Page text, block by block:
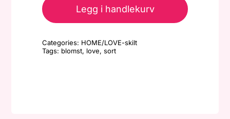
-
Legg i handlekurv
Categories: HOME/LOVE-skilt
Tags: blomst, love,sort